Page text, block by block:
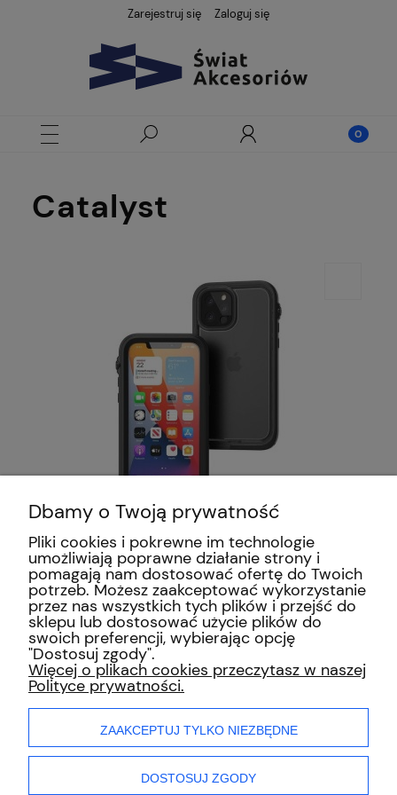
Zarejestruj się Zaloguj się
Catalyst
Etui wodoodporne
Catalyst Total Protection
do iPhone 12 Pro czarne 349,99 zł
INFORMACJE
ZAKUPY
MOJE KONTO
Dbamy o Twoją prywatność
Pliki cookies i pokrewne im technologie
umożliwiają poprawne działanie strony i
pomagają nam dostosować ofertę do Twoich
potrzeb. Możesz zaakceptować wykorzystanie
przez nas wszystkich tych plików i przejść do
sklepu lub dostosować użycie plików do
swoich preferencji, wybierając opcję
"Dostosuj zgody".
Więcej o plikach cookies przeczytasz w naszej
Polityce prywatności.
ZAAKCEPTUJ TYLKO NIEZBĘDNE
DOSTOSUJ ZGODY